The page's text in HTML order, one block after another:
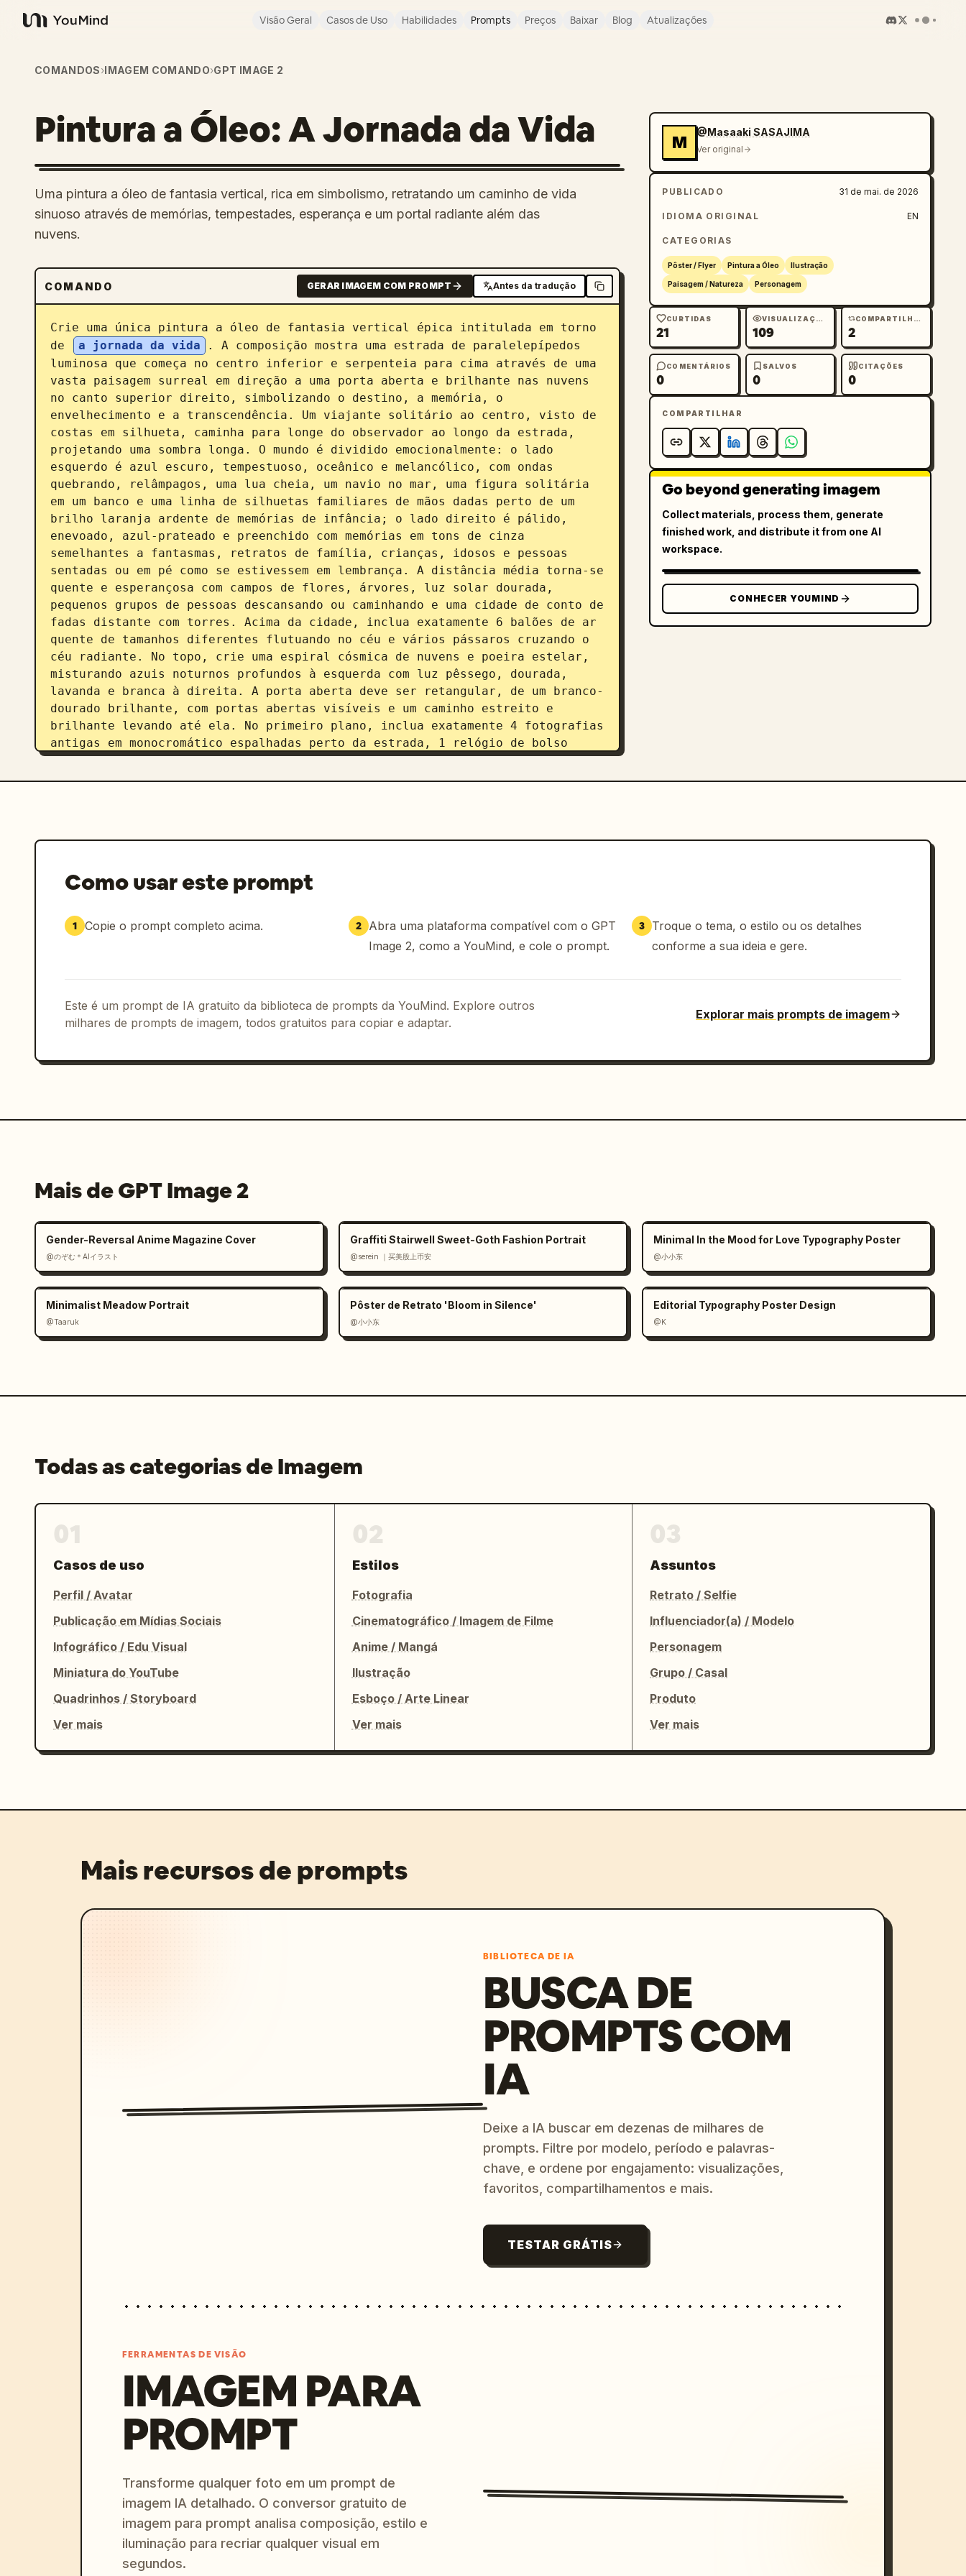
YouMind
Visão Geral Casos de Uso Habilidades Prompts Preços Baixar Blog Atualizações
COMANDOS›IMAGEM COMANDO›GPT IMAGE 2
Pintura a Óleo: A Jornada da Vida
Uma pintura a óleo de fantasia vertical, rica em simbolismo, retratando um caminho de vida
sinuoso através de memórias, tempestades, esperança e um portal radiante além das
nuvens.
COMANDO GERAR IMAGEM COM PROMPT Antes da tradução
Crie uma única pintura a óleo de fantasia vertical épica intitulada em torno
de
a jornada da vida
. A composição mostra uma estrada de paralelepípedos
luminosa que começa no centro inferior e serpenteia para cima através de uma
vasta paisagem surreal em direção a uma porta aberta e brilhante nas nuvens
no canto superior direito, simbolizando o destino, a memória, o
envelhecimento e a transcendência. Um viajante solitário ao centro, visto de
costas em silhueta, caminha para longe do observador ao longo da estrada,
projetando uma sombra longa. O mundo é dividido emocionalmente: o lado
esquerdo é azul escuro, tempestuoso, oceânico e melancólico, com ondas
quebrando, relâmpagos, uma lua cheia, um navio no mar, uma figura solitária
em um banco e uma linha de silhuetas familiares de mãos dadas perto de um
brilho laranja ardente de memórias de infância; o lado direito é pálido,
enevoado, azul-prateado e preenchido com memórias em tons de cinza
semelhantes a fantasmas, retratos de família, crianças, idosos e pessoas
sentadas ou em pé como se estivessem em lembrança. A distância média torna-se
quente e esperançosa com campos de flores, árvores, luz solar dourada,
pequenos grupos de pessoas descansando ou caminhando e uma cidade de conto de
fadas distante com torres. Acima da cidade, inclua exatamente 6 balões de ar
quente de tamanhos diferentes flutuando no céu e vários pássaros cruzando o
céu radiante. No topo, crie uma espiral cósmica de nuvens e poeira estelar,
misturando azuis noturnos profundos à esquerda com luz pêssego, dourada,
lavanda e branca à direita. A porta aberta deve ser retangular, de um branco-
dourado brilhante, com portas abertas visíveis e um caminho estreito e
brilhante levando até ela. No primeiro plano, inclua exatamente 4 fotografias
antigas em monocromático espalhadas perto da estrada, 1 relógio de bolso
antigo com corrente no canto inferior esquerdo, 1 pequena lanterna brilhando
ao lado de uma estante de livros escura ou nicho de memórias e 1 pequeno
fotográfico; mantenha-a pictórica, majestosa e onírica.
M
@Masaaki SASAJIMA
Ver original
PUBLICADO 31 de mai. de 2026
IDIOMA ORIGINAL EN
CATEGORIAS
Pôster / Flyer Pintura a Óleo Ilustração
Paisagem / Natureza Personagem
CURTIDAS
21
VISUALIZAÇÕES
109
COMPARTILHAMENTOS
2
COMENTÁRIOS
0
SALVOS
0
CITAÇÕES
0
COMPARTILHAR
Go beyond generating imagem
Collect materials, process them, generate
finished work, and distribute it from one AI
workspace.
CONHECER YOUMIND
Como usar este prompt
1 Copie o prompt completo acima. 2 Abra uma plataforma compatível com o GPT
Image 2, como a YouMind, e cole o prompt.
3
Troque o tema, o estilo ou os detalhes
conforme a sua ideia e gere.
Este é um prompt de IA gratuito da biblioteca de prompts da YouMind. Explore outros
milhares de prompts de imagem, todos gratuitos para copiar e adaptar.
Explorar mais prompts de imagem
Mais de GPT Image 2
Gender-Reversal Anime Magazine Cover
@のぞむ＊AIイラスト
Graffiti Stairwell Sweet-Goth Fashion Portrait
@serein ｜买美股上币安
Minimal In the Mood for Love Typography Poster
@小小东
Minimalist Meadow Portrait
@Taaruk
Pôster de Retrato 'Bloom in Silence'
@小小东
Editorial Typography Poster Design
@K
Todas as categorias de Imagem
Casos de uso
Perfil / Avatar
Publicação em Mídias Sociais
Infográfico / Edu Visual
Miniatura do YouTube
Quadrinhos / Storyboard
Ver mais
Estilos
Fotografia
Cinematográfico / Imagem de Filme
Anime / Mangá
Ilustração
Esboço / Arte Linear
Ver mais
Assuntos
Retrato / Selfie
Influenciador(a) / Modelo
Personagem
Grupo / Casal
Produto
Ver mais
Mais recursos de prompts
BIBLIOTECA DE IA
BUSCA DE
PROMPTS COM
IA
Deixe a IA buscar em dezenas de milhares de
prompts. Filtre por modelo, período e palavras-
chave, e ordene por engajamento: visualizações,
favoritos, compartilhamentos e mais.
TESTAR GRÁTIS
FERRAMENTAS DE VISÃO
IMAGEM PARA
PROMPT
Transforme qualquer foto em um prompt de
imagem IA detalhado. O conversor gratuito de
imagem para prompt analisa composição, estilo e
iluminação para recriar qualquer visual em
segundos.